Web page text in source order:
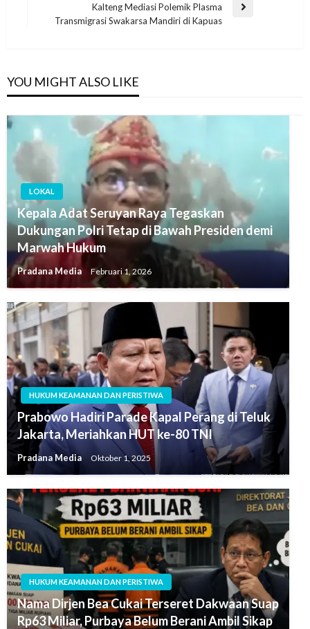
Kalteng Mediasi Polemik Plasma
Transmigrasi Swakarsa Mandiri di Kapuas
YOU MIGHT ALSO LIKE
LOKAL
Kepala Adat Seruyan Raya Tegaskan
Dukungan Polri Tetap di Bawah Presiden demi
Marwah Hukum
Pradana Media Februari 1, 2026
HUKUM KEAMANAN DAN PERISTIWA
Prabowo Hadiri Parade Kapal Perang di Teluk
Jakarta, Meriahkan HUT ke-80 TNI
Pradana Media Oktober 1, 2025
HUKUM KEAMANAN DAN PERISTIWA
Nama Dirjen Bea Cukai Terseret Dakwaan Suap
Rp63 Miliar, Purbaya Belum Berani Ambil Sikap